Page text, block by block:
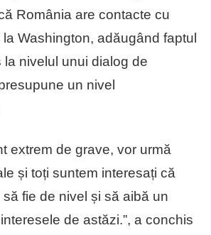
România are contacte cu
Washington, adăugând faptul
la nivelul unui dialog de
un nivel
extrem de grave, vor urmă
și toți suntem interesați că
fie de nivel și să aibă un
de astăzi.”, a conchis